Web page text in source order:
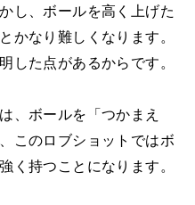
し、ボールを高く上げた
かなり難しくなります。
した点があるからです。
、ボールを「つかまえ
このロブショットではボ
く持つことになります。